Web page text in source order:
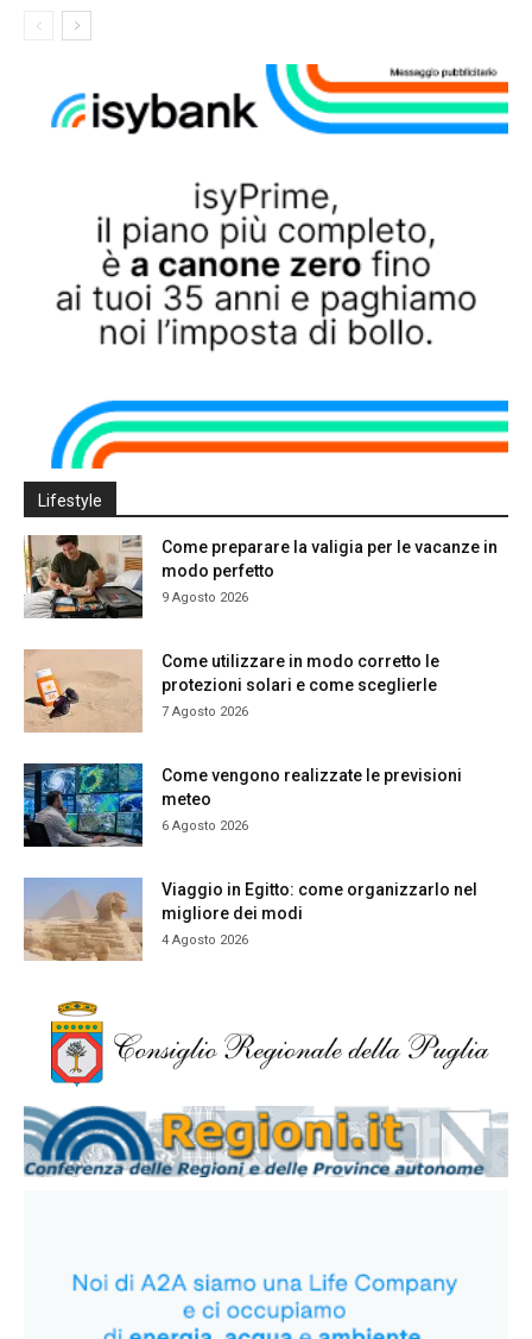
Lifestyle
Come preparare la valigia per le vacanze in
modo perfetto
9 Agosto 2026
Come utilizzare in modo corretto le
protezioni solari e come sceglierle
7 Agosto 2026
Come vengono realizzate le previsioni
meteo
6 Agosto 2026
Viaggio in Egitto: come organizzarlo nel
migliore dei modi
4 Agosto 2026